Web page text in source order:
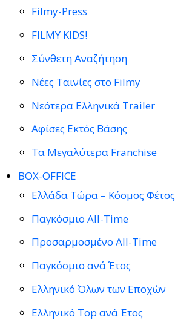
Filmy-Press
FILMY KIDS!
Σύνθετη Αναζήτηση
Νέες Ταινίες στο Filmy
Νεότερα Ελληνικά Trailer
Αφίσες Εκτός Βάσης
Τα Μεγαλύτερα Franchise
BOX-OFFICE
Ελλάδα Τώρα – Κόσμος Φέτος
Παγκόσμιο All-Time
Προσαρμοσμένο All-Time
Παγκόσμιο ανά Έτος
Ελληνικό Όλων των Εποχών
Ελληνικό Top ανά Έτος